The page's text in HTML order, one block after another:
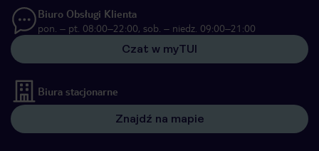
Biuro Obsługi Klienta
pon. – pt. 08:00–22:00, sob. – niedz. 09:00–21:00
Czat w myTUI
Biura stacjonarne
Znajdź na mapie